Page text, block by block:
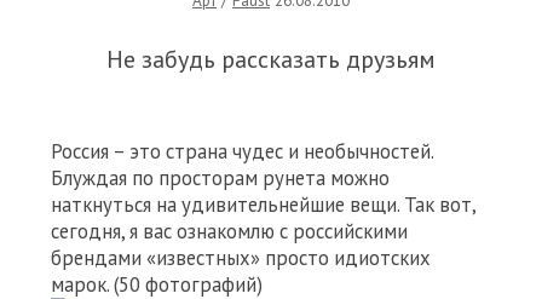
Не забудь рассказать друзьям
Россия – это страна чудес и необычностей.
Блуждая по просторам рунета можно
наткнуться на удивительнейшие вещи. Так вот,
сегодня, я вас ознакомлю с российскими
брендами «известных» просто идиотских
марок. (50 фотографий)